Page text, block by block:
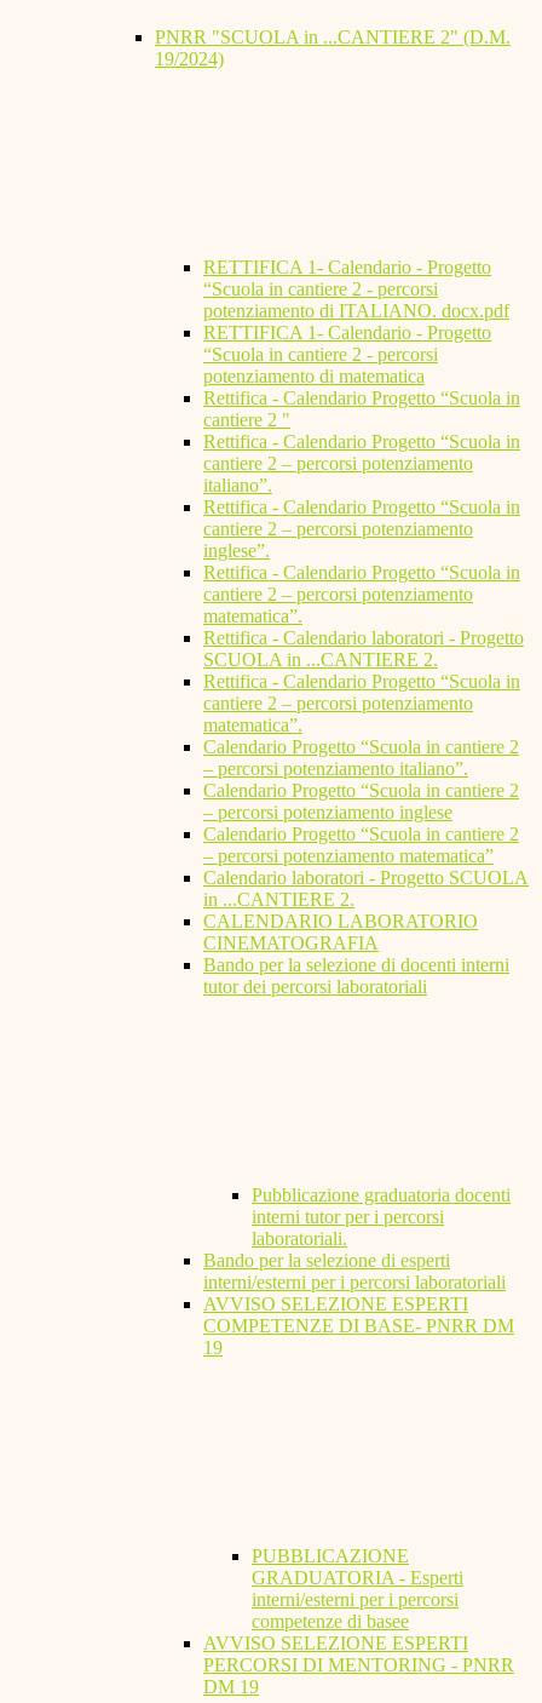
PNRR "SCUOLA in ...CANTIERE 2" (D.M.
19/2024)
RETTIFICA 1- Calendario - Progetto
“Scuola in cantiere 2 - percorsi
potenziamento di ITALIANO. docx.pdf
RETTIFICA 1- Calendario - Progetto
“Scuola in cantiere 2 - percorsi
potenziamento di matematica
Rettifica - Calendario Progetto “Scuola in
cantiere 2 "
Rettifica - Calendario Progetto “Scuola in
cantiere 2 – percorsi potenziamento
italiano”.
Rettifica - Calendario Progetto “Scuola in
cantiere 2 – percorsi potenziamento
inglese”.
Rettifica - Calendario Progetto “Scuola in
cantiere 2 – percorsi potenziamento
matematica”.
Rettifica - Calendario laboratori - Progetto
SCUOLA in ...CANTIERE 2.
Rettifica - Calendario Progetto “Scuola in
cantiere 2 – percorsi potenziamento
matematica”.
Calendario Progetto “Scuola in cantiere 2
– percorsi potenziamento italiano”.
Calendario Progetto “Scuola in cantiere 2
– percorsi potenziamento inglese
Calendario Progetto “Scuola in cantiere 2
– percorsi potenziamento matematica”
Calendario laboratori - Progetto SCUOLA
in ...CANTIERE 2.
CALENDARIO LABORATORIO
CINEMATOGRAFIA
Bando per la selezione di docenti interni
tutor dei percorsi laboratoriali
Pubblicazione graduatoria docenti
interni tutor per i percorsi
laboratoriali.
Bando per la selezione di esperti
interni/esterni per i percorsi laboratoriali
AVVISO SELEZIONE ESPERTI
COMPETENZE DI BASE- PNRR DM
19
PUBBLICAZIONE
GRADUATORIA - Esperti
interni/esterni per i percorsi
competenze di basee
AVVISO SELEZIONE ESPERTI
PERCORSI DI MENTORING - PNRR
DM 19